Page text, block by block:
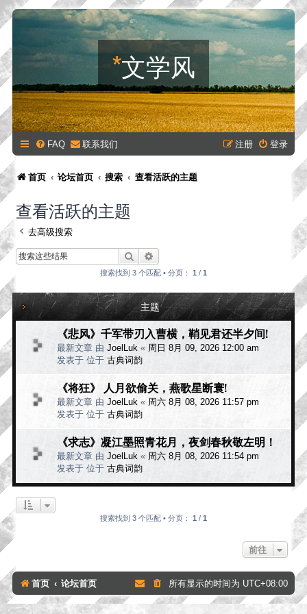
*文学风
FAQ 联系我们 登录
注册
首页 论坛首页 搜索 查看活跃的主题
查看活跃的主题
去高级搜索
搜索
搜索找到 3 个匹配 • 分页： 1 / 1
主题
《悲风》千军带刃入曹横，鞘见君还半夕间!
最新文章 由 JoelLuk « 周日 8月 09, 2026 12:00 am
发表于 位于 古典词韵
《将狂》 人月欲偷关，燕歌星断寰!
最新文章 由 JoelLuk « 周六 8月 08, 2026 11:57 pm
发表于 位于 古典词韵
《求志》凝江墨照青花月，夜剑春秋敬左明！
最新文章 由 JoelLuk « 周六 8月 08, 2026 11:54 pm
发表于 位于 古典词韵
搜索找到 3 个匹配 • 分页： 1 / 1
前往
首页 论坛首页 所有显示的时间为 UTC+08:00